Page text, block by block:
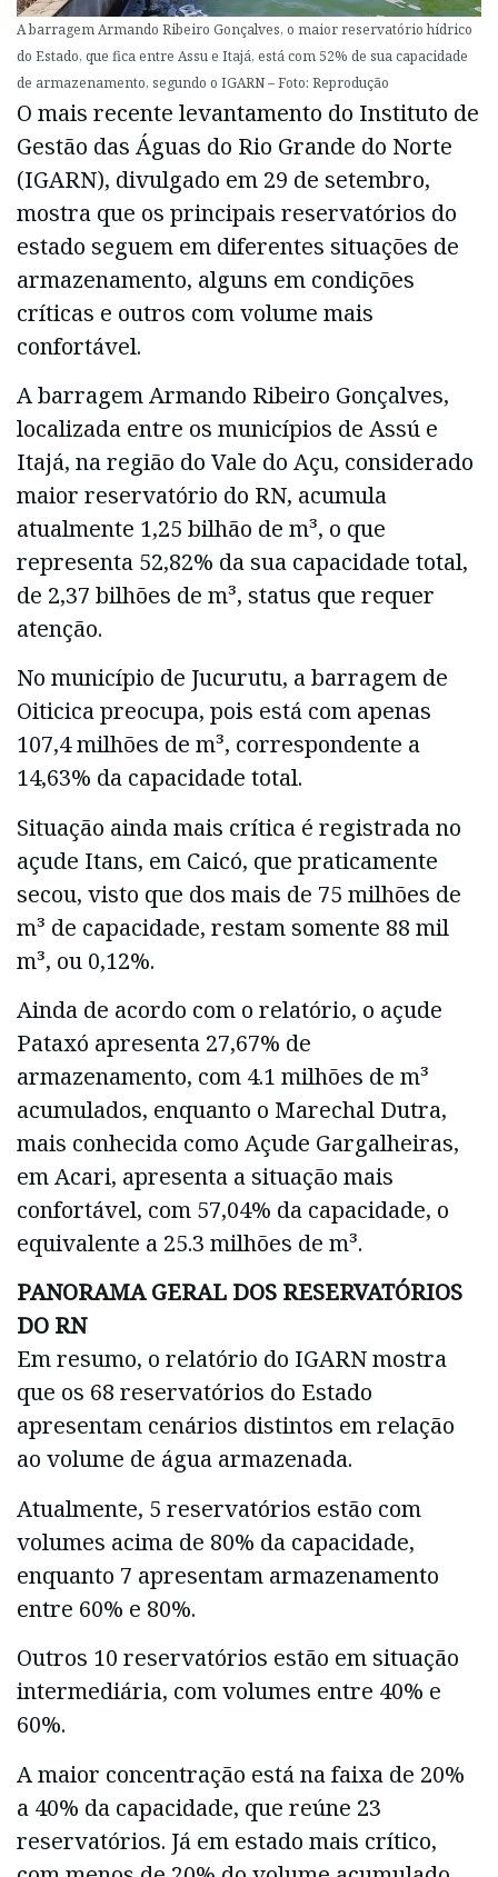
A barragem Armando Ribeiro Gonçalves, o maior reservatório hídrico
do Estado, que fica entre Assu e Itajá, está com 52% de sua capacidade
de armazenamento, segundo o IGARN – Foto: Reprodução
O mais recente levantamento do Instituto de
Gestão das Águas do Rio Grande do Norte
(IGARN), divulgado em 29 de setembro,
mostra que os principais reservatórios do
estado seguem em diferentes situações de
armazenamento, alguns em condições
críticas e outros com volume mais
confortável.
A barragem Armando Ribeiro Gonçalves,
localizada entre os municípios de Assú e
Itajá, na região do Vale do Açu, considerado
maior reservatório do RN, acumula
atualmente 1,25 bilhão de m³, o que
representa 52,82% da sua capacidade total,
de 2,37 bilhões de m³, status que requer
atenção.
No município de Jucurutu, a barragem de
Oiticica preocupa, pois está com apenas
107,4 milhões de m³, correspondente a
14,63% da capacidade total.
Situação ainda mais crítica é registrada no
açude Itans, em Caicó, que praticamente
secou, visto que dos mais de 75 milhões de
m³ de capacidade, restam somente 88 mil
m³, ou 0,12%.
Ainda de acordo com o relatório, o açude
Pataxó apresenta 27,67% de
armazenamento, com 4.1 milhões de m³
acumulados, enquanto o Marechal Dutra,
mais conhecida como Açude Gargalheiras,
em Acari, apresenta a situação mais
confortável, com 57,04% da capacidade, o
equivalente a 25.3 milhões de m³.
PANORAMA GERAL DOS RESERVATÓRIOS
DO RN
Em resumo, o relatório do IGARN mostra
que os 68 reservatórios do Estado
apresentam cenários distintos em relação
ao volume de água armazenada.
Atualmente, 5 reservatórios estão com
volumes acima de 80% da capacidade,
enquanto 7 apresentam armazenamento
entre 60% e 80%.
Outros 10 reservatórios estão em situação
intermediária, com volumes entre 40% e
60%.
A maior concentração está na faixa de 20%
a 40% da capacidade, que reúne 23
reservatórios. Já em estado mais crítico,